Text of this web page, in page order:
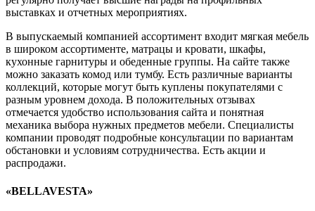
выставках и отчетных мероприятиях.
В выпускаемый компанией ассортимент входит мягкая мебель
в широком ассортименте, матрацы и кровати, шкафы,
кухонные гарнитуры и обеденные группы. На сайте также
можно заказать комод или тумбу. Есть различные варианты
коллекций, которые могут быть куплены покупателями с
разным уровнем дохода. В положительных отзывах
отмечается удобство использования сайта и понятная
механика выбора нужных предметов мебели. Специалисты
компании проводят подробные консультации по вариантам
обстановки и условиям сотрудничества. Есть акции и
распродажи.
«BELLAVESTA»